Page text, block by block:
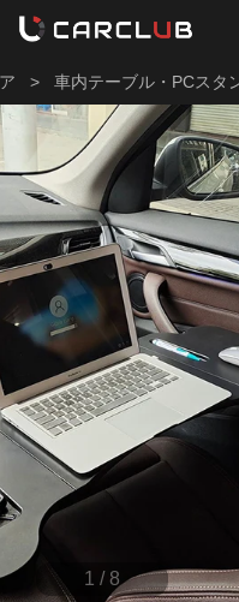
> 車内テーブル・PCスタ
1 / 8